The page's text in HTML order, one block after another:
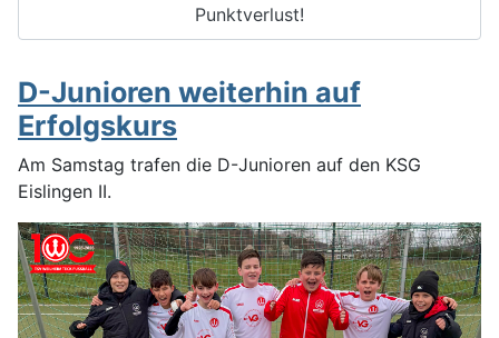
Punktverlust!
D-Junioren weiterhin auf
Erfolgskurs
Am Samstag trafen die D-Junioren auf den KSG
Eislingen II.